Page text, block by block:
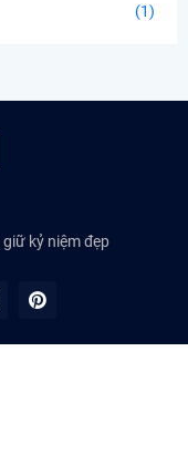
(1)
kỷ niệm đẹp